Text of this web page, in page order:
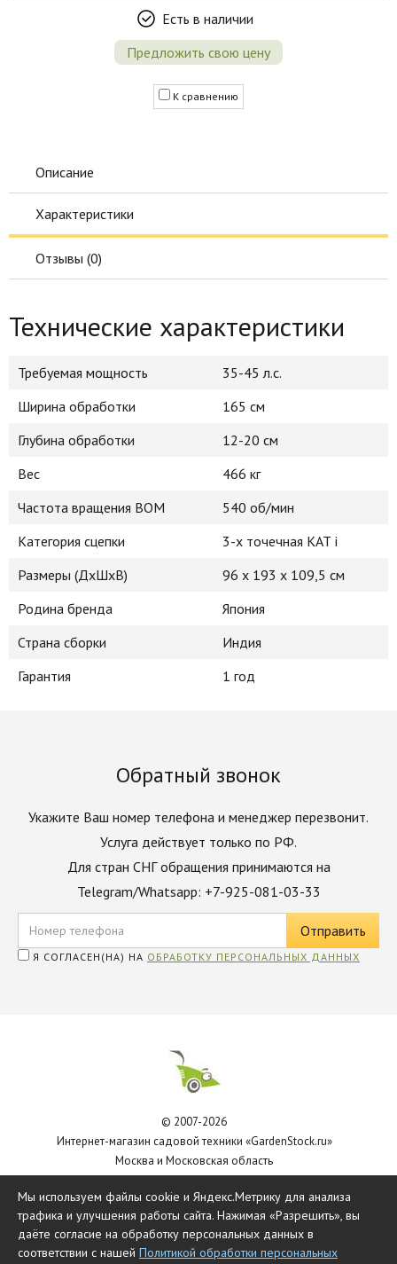
Есть в наличии
Предложить свою цену
К сравнению
Описание
Характеристики
Отзывы (0)
Технические характеристики
Требуемая мощность
35-45 л.с.
Ширина обработки
165 см
Глубина обработки
12-20 см
Вес
466 кг
Частота вращения ВОМ
540 об/мин
Категория сцепки
3-х точечная КАТ i
Размеры (ДхШхВ)
96 х 193 х 109,5 см
Родина бренда
Япония
Страна сборки
Индия
Гарантия
1 год
Обратный звонок
Укажите Ваш номер телефона и менеджер перезвонит.
Услуга действует только по РФ.
Для стран СНГ обращения принимаются на
Telegram/Whatsapp: +7-925-081-03-33
Я СОГЛАСЕН(НА) НА ОБРАБОТКУ ПЕРСОНАЛЬНЫХ ДАННЫХ
© 2007-2026
Интернет-магазин садовой техники «GardenStock.ru»
Москва и Московская область
Мы используем файлы cookie и Яндекс.Метрику для анализа
трафика и улучшения работы сайта. Нажимая «Разрешить», вы
даёте согласие на обработку персональных данных в
соответствии с нашей Политикой обработки персональных